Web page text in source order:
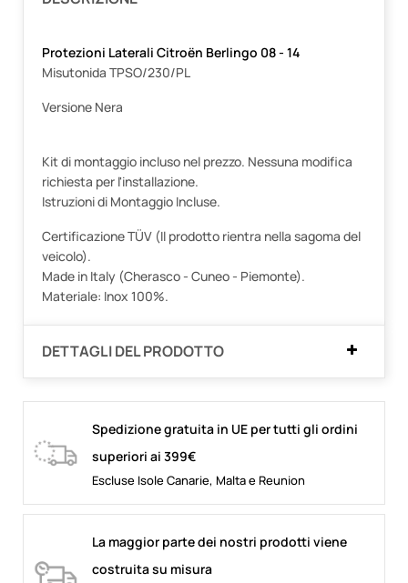
Protezioni Laterali Citroën Berlingo 08 - 14
Misutonida TPSO/230/PL
Versione Nera
Kit di montaggio incluso nel prezzo. Nessuna modifica
richiesta per l'installazione.
Istruzioni di Montaggio Incluse.
Certificazione TÜV (Il prodotto rientra nella sagoma del
veicolo).
Made in Italy (Cherasco - Cuneo - Piemonte).
Materiale: Inox 100%.
DETTAGLI DEL PRODOTTO
Spedizione gratuita in UE per tutti gli ordini
superiori ai 399€
Escluse Isole Canarie, Malta e Reunion
La maggior parte dei nostri prodotti viene
costruita su misura